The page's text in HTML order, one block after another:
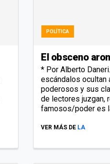
POLÍTICA
El obsceno
* Por Alberto
escándalos ocultan
poderosos y sus
de lectores juzgan,
famosos/poder es
VER MÁS DE LA